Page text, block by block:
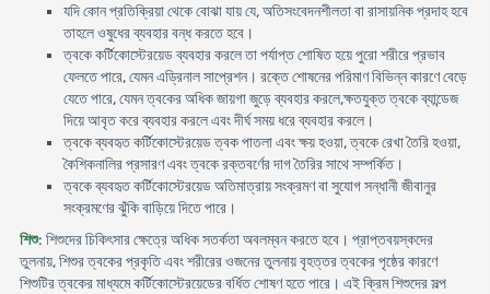
যদি কোন প্রতিক্রিয়া থেকে বোঝা যায় যে, অতিসংবেদনশীলতা বা রাসায়নিক প্রদাহ হবে
তাহলে ওষুধের ব্যবহার বন্ধ করতে হবে।
ত্বকে কর্টিকোস্টেরয়েড ব্যবহার করলে তা পর্যাপ্ত শোষিত হয়ে পুরো শরীরে প্রভাব
ফেলতে পারে, যেমন এড্রিনাল সাপ্রেশন। রক্তে শোষনের পরিমাণ বিভিন্ন কারণে বেড়ে
যেতে পারে, যেমন ত্বকের অধিক জায়গা জুড়ে ব্যবহার করলে,ক্ষতযুক্ত ত্বকে ব্যান্ডেজ
দিয়ে আবৃত করে ব্যবহার করলে এবং দীর্ঘ সময় ধরে ব্যবহার করলে।
ত্বকে ব্যবহৃত কর্টিকোস্টেরয়েড ত্বক পাতলা এবং ক্ষয় হওয়া, ত্বকে রেখা তৈরি হওয়া,
কৈশিকনালির প্রসারণ এবং ত্বকে রক্তবর্ণের দাগ তৈরির সাথে সম্পর্কিত।
ত্বকে ব্যবহৃত কর্টিকোস্টেরয়েড অতিমাত্রায় সংক্রমণ বা সুযোগ সন্ধানী জীবানুর
সংক্রমণের ঝুঁকি বাড়িয়ে দিতে পারে।
শিশু: শিশুদের চিকিৎসার ক্ষেত্রে অধিক সতর্কতা অবলম্বন করতে হবে। প্রাপ্তবয়স্কদের
তুলনায়, শিশুর ত্বকের প্রকৃতি এবং শরীরের ওজনের তুলনায় বৃহত্তর ত্বকের পৃষ্ঠের কারণে
শিশুটির ত্বকের মাধ্যমে কর্টিকোস্টেরয়েডের বর্ধিত শোষণ হতে পারে। এই ক্রিম শিশুদের সল্প